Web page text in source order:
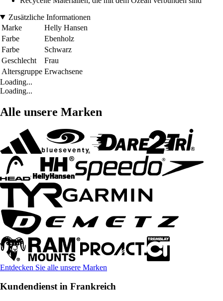
Zusätzliche Informationen
Marke
Helly Hansen
Farbe
Ebenholz
Farbe
Schwarz
Geschlecht
Frau
Altersgruppe Erwachsene
Loading...
Loading...
Alle unsere Marken
Entdecken Sie alle unsere Marken
Kundendienst in Frankreich